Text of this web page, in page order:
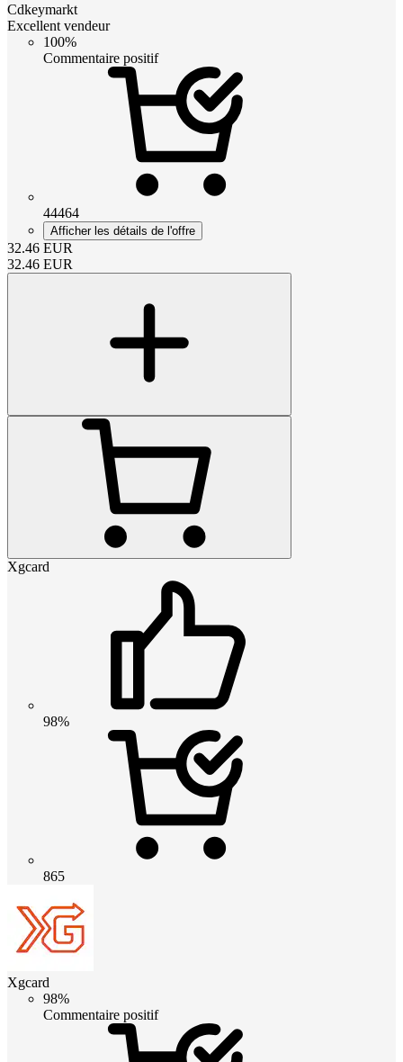
Cdkeymarkt
Excellent vendeur
100%
Commentaire positif
44464
Afficher les détails de l'offre
32.46 EUR
32.46 EUR
Xgcard
98%
865
Xgcard
98%
Commentaire positif